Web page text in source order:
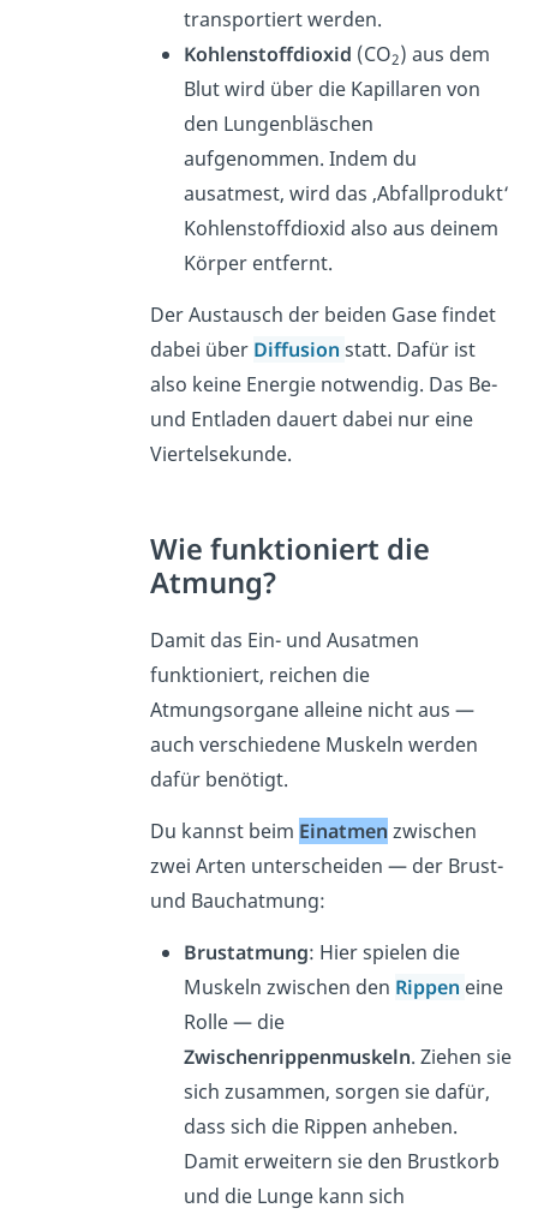
transportiert werden.
Kohlenstoffdioxid (CO2) aus dem
Blut wird über die Kapillaren von
den Lungenbläschen
aufgenommen. Indem du
ausatmest, wird das ‚Abfallprodukt‘
Kohlenstoffdioxid also aus deinem
Körper entfernt.
Der Austausch der beiden Gase findet
dabei über Diffusion statt. Dafür ist
also keine Energie notwendig. Das Be-
und Entladen dauert dabei nur eine
Viertelsekunde.
Wie funktioniert die
Atmung?
Damit das Ein- und Ausatmen
funktioniert, reichen die
Atmungsorgane alleine nicht aus —
auch verschiedene Muskeln werden
dafür benötigt.
Du kannst beim Einatmen zwischen
zwei Arten unterscheiden — der Brust-
und Bauchatmung:
Brustatmung: Hier spielen die
Muskeln zwischen den Rippen eine
Rolle — die
Zwischenrippenmuskeln. Ziehen sie
sich zusammen, sorgen sie dafür,
dass sich die Rippen anheben.
Damit erweitern sie den Brustkorb
und die Lunge kann sich